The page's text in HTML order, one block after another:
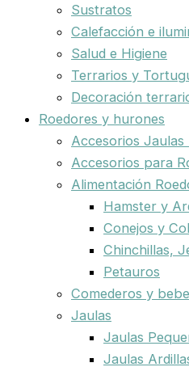
Sustratos
Calefacción e
Salud e Higiene
Terrarios y
Decoración
Roedores y hurones
Accesorios Jaulas
Accesorios para
Alimentación
Hamster y
Conejos y
Chinchillas,
Petauros
Comederos y
Jaulas
Jaulas
Jaulas